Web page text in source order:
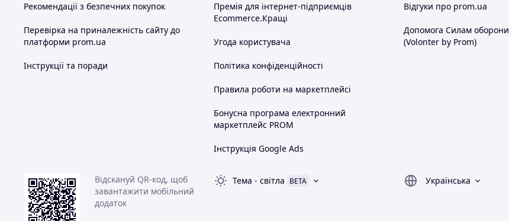
Рекомендації з безпечних покупок
Перевірка на приналежність сайту до
платформи prom.ua
Інструкції та поради
Премія для інтернет-підприємців
Ecommerce.Кращі
Угода користувача
Політика конфіденційності
Правила роботи на маркетплейсі
Бонусна програма електронний
маркетплейс PROM
Інструкція Google Ads
Відгуки про prom.ua
Допомога Силам оборони
(Volonter by Prom)
Відскануй QR-код, щоб
завантажити мобільний
додаток
Тема - світла BETA
Українська